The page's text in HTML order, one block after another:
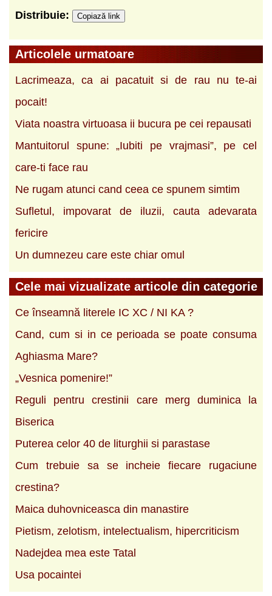
Distribuie: Copiază link
Articolele urmatoare
Lacrimeaza, ca ai pacatuit si de rau nu te-ai
pocait!
Viata noastra virtuoasa ii bucura pe cei repausati
Mantuitorul spune: „Iubiti pe vrajmasi”, pe cel
care-ti face rau
Ne rugam atunci cand ceea ce spunem simtim
Sufletul, impovarat de iluzii, cauta adevarata
fericire
Un dumnezeu care este chiar omul
Cele mai vizualizate articole din categorie
Ce înseamnă literele IC XC / NI KA ?
Cand, cum si in ce perioada se poate consuma
Aghiasma Mare?
„Vesnica pomenire!”
Reguli pentru crestinii care merg duminica la
Biserica
Puterea celor 40 de liturghii si parastase
Cum trebuie sa se incheie fiecare rugaciune
crestina?
Maica duhovniceasca din manastire
Pietism, zelotism, intelectualism, hipercriticism
Nadejdea mea este Tatal
Usa pocaintei